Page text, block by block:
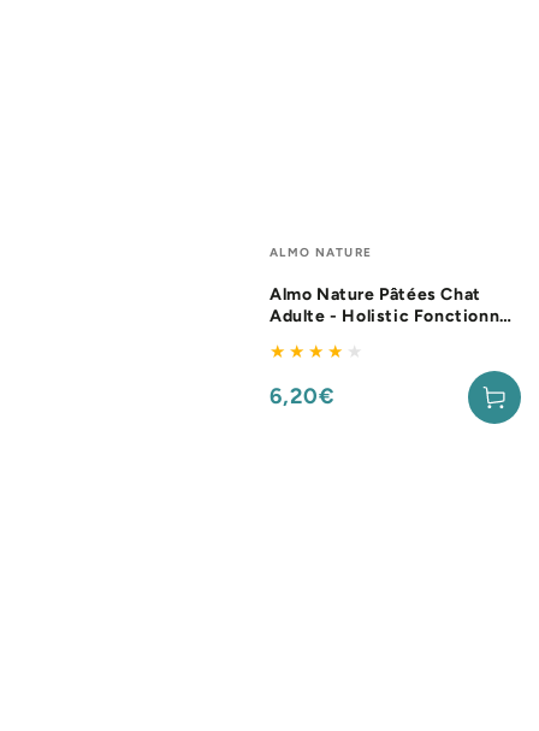
Fournisseur:
ALMO NATURE
Almo Nature Pâtées Chat
Adulte - Holistic Fonctionnel
Prix
6,20€